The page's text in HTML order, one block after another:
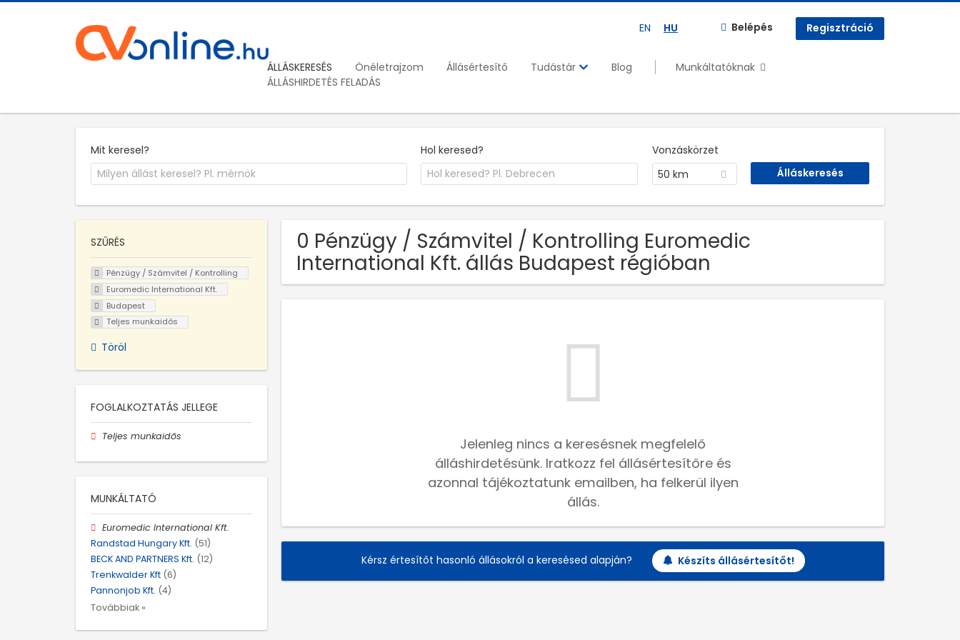
EN HU Belépés Regisztráció
ÁLLÁSKERESÉS Önéletrajzom Állásértesítő Tudástár Blog
Munkáltatóknak
ÁLLÁSHIRDETÉS FELADÁS
Mit keresel? Hol keresed?
Vonzáskörzet
50 km
0 Pénzügy / Számvitel / Kontrolling Euromedic
International Kft. állás Budapest régióban
Jelenleg nincs a keresésnek megfelelő
álláshirdetésünk. Iratkozz fel állásértesítőre és
azonnal tájékoztatunk emailben, ha felkerül ilyen
állás.
Kérsz értesítőt hasonló állásokról a keresésed alapján? Készíts állásértesítőt!
SZŰRÉS
Pénzügy / Számvitel / Kontrolling
Euromedic International Kft.
Budapest
Teljes munkaidős
Töröl
FOGLALKOZTATÁS JELLEGE
Teljes munkaidős
MUNKÁLTATÓ
Euromedic International Kft.
Randstad Hungary Kft. (51)
BECK AND PARTNERS Kft. (12)
Trenkwalder Kft (6)
Pannonjob Kft. (4)
Továbbiak »